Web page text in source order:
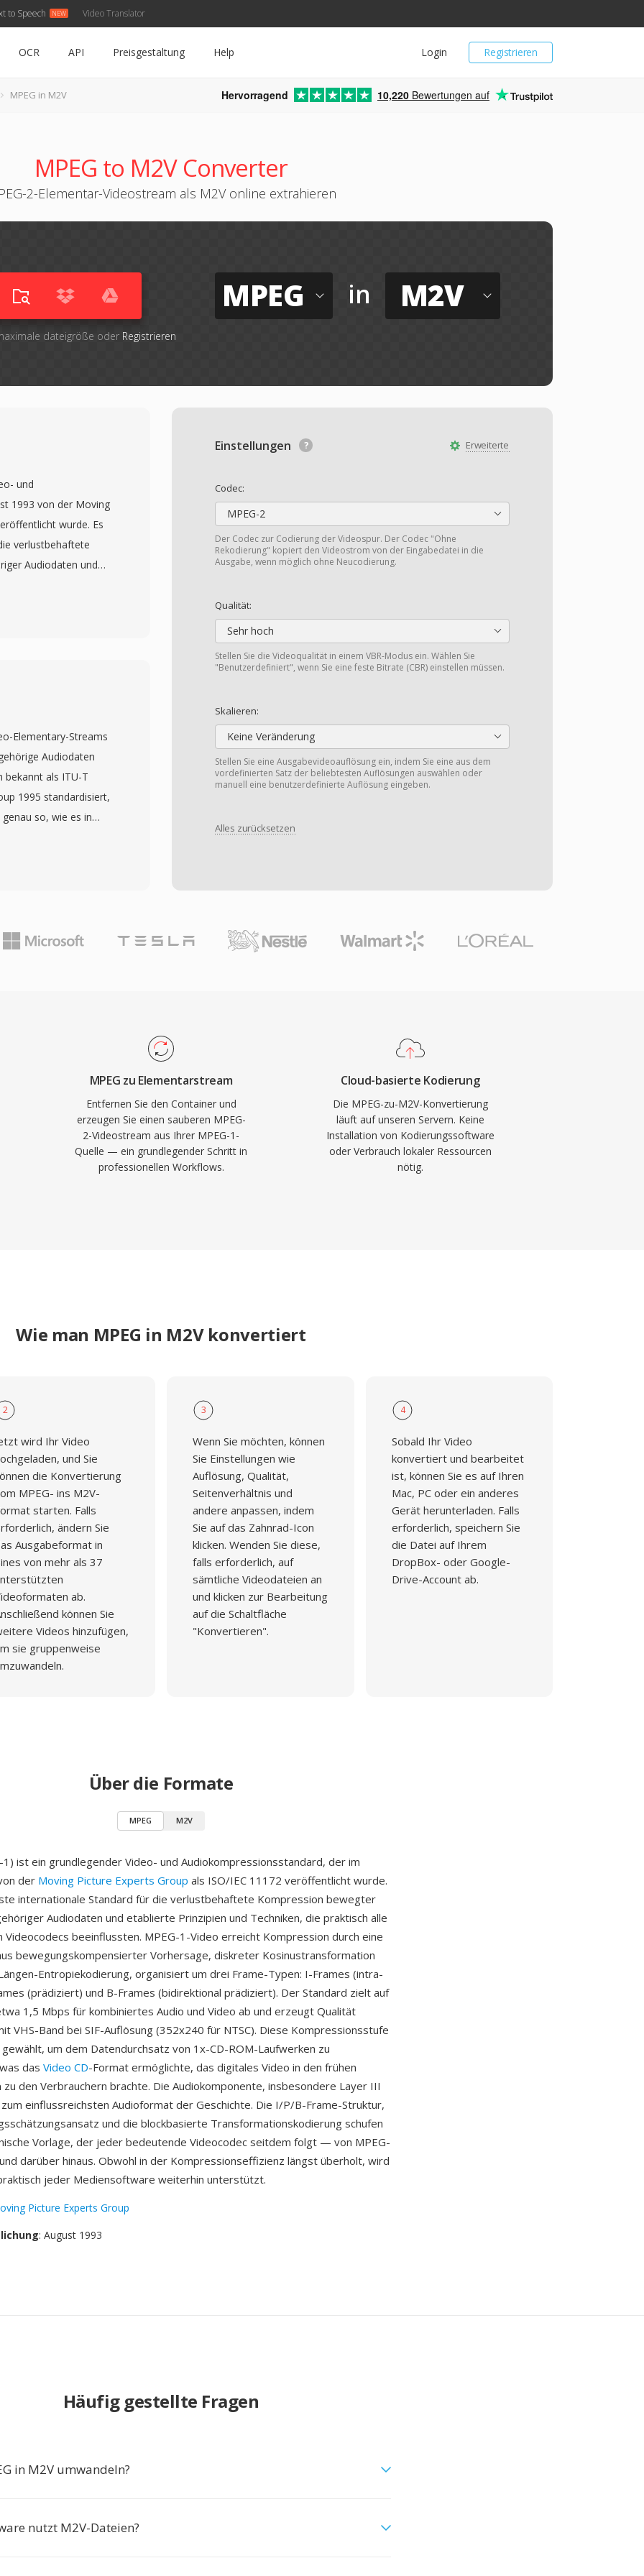
to Speech Video Translator
Registrieren
Login
OCR API Preisgestaltung Help
MPEG in M2V Hervorragend 10,220 Bewertungen auf
MPEG to M2V Converter
2-Elementar-Videostream als M2V online extrahieren
dateigröße oder Registrieren
MPEG in M2V
Erweiterte
Einstellungen
Codec:
MPEG-2
Der Codec zur Codierung der Videospur. Der Codec "Ohne
Rekodierung" kopiert den Videostrom von der Eingabedatei in die
Ausgabe, wenn möglich ohne Neucodierung.
Qualität:
Sehr hoch
Stellen Sie die Videoqualität in einem VBR-Modus ein. Wählen Sie
"Benutzerdefiniert", wenn Sie eine feste Bitrate (CBR) einstellen müssen.
Skalieren:
Keine Veränderung
Stellen Sie eine Ausgabevideoauflösung ein, indem Sie eine aus dem
vordefinierten Satz der beliebtesten Auflösungen auswählen oder
manuell eine benutzerdefinierte Auflösung eingeben.
Alles zurücksetzen
und
1993 von der Moving
wurde. Es
verlustbehaftete
Audiodaten und
alle
prädiziert). Der
mit VHS-
Diese
dem
zu entsprechen,
digitales Video in den
Die
folgt — von MPEG-2
Elementary-Streams
Audiodaten
bekannt als ITU-T
1995 standardisiert,
so, wie es in
erscheinen
Interlaced- als auch
Frames und
zwischen
auf Einzelbilder.
es für eine
Audiodatei gekoppelt
üblicherweise M2V-
was dieses
MPEG zu Elementarstream
Entfernen Sie den Container und
erzeugen Sie einen sauberen MPEG-
2-Videostream aus Ihrer MPEG-1-
Quelle — ein grundlegender Schritt in
professionellen Workflows.
Cloud-basierte Kodierung
Die MPEG-zu-M2V-Konvertierung
läuft auf unseren Servern. Keine
Installation von Kodierungssoftware
oder Verbrauch lokaler Ressourcen
nötig.
Wie man MPEG in M2V konvertiert
2
wird Ihr Video
und Sie
die Konvertierung
MPEG- ins M2V-
starten. Falls
ändern Sie
Ausgabeformat in
von mehr als 37
ab.
können Sie
Videos hinzufügen,
sie gruppenweise
3
Wenn Sie möchten, können
Sie Einstellungen wie
Auflösung, Qualität,
Seitenverhältnis und
andere anpassen, indem
Sie auf das Zahnrad-Icon
klicken. Wenden Sie diese,
falls erforderlich, auf
sämtliche Videodateien an
und klicken zur Bearbeitung
auf die Schaltfläche
"Konvertieren".
4
Sobald Ihr Video
konvertiert und bearbeitet
ist, können Sie es auf Ihren
Mac, PC oder ein anderes
Gerät herunterladen. Falls
erforderlich, speichern Sie
die Datei auf Ihrem
DropBox- oder Google-
Drive-Account ab.
Über die Formate
MPEG M2V
1) ist ein grundlegender Video- und Audiokompressionsstandard, der im
der Moving Picture Experts Group als ISO/IEC 11172 veröffentlicht wurde.
internationale Standard für die verlustbehaftete Kompression bewegter
Audiodaten und etablierte Prinzipien und Techniken, die praktisch alle
Videocodecs beeinflussten. MPEG-1-Video erreicht Kompression durch eine
bewegungskompensierter Vorhersage, diskreter Kosinustransformation
Entropiekodierung, organisiert um drei Frame-Typen: I-Frames (intra-
(prädiziert) und B-Frames (bidirektional prädiziert). Der Standard zielt auf
1,5 Mbps für kombiniertes Audio und Video ab und erzeugt Qualität
VHS-Band bei SIF-Auflösung (352x240 für NTSC). Diese Kompressionsstufe
um dem Datendurchsatz von 1x-CD-ROM-Laufwerken zu
das Video CD-Format ermöglichte, das digitales Video in den frühen
zu den Verbrauchern brachte. Die Audiokomponente, insbesondere Layer III
einflussreichsten Audioformat der Geschichte. Die I/P/B-Frame-Struktur,
und die blockbasierte Transformationskodierung schufen
Vorlage, der jeder bedeutende Videocodec seitdem folgt — von MPEG-
darüber hinaus. Obwohl in der Kompressionseffizienz längst überholt, wird
jeder Mediensoftware weiterhin unterstützt.
Picture Experts Group
: August 1993
Häufig gestellte Fragen
in M2V umwandeln?
nutzt M2V-Dateien?